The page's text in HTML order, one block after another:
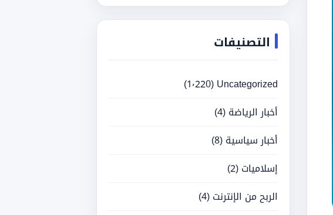
التصنيفات
Uncategorized(1٬220)
أخبار الرياضة(4)
أخبار سياسية(8)
إسلاميات(2)
الربح من الإنترنت(4)